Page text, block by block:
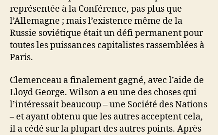
représentée à la Conférence, pas plus que
l’Allemagne ; mais l’existence même de la
Russie soviétique était un défi permanent pour
toutes les puissances capitalistes rassemblées à
Paris.
Clemenceau a finalement gagné, avec l’aide de
Lloyd George. Wilson a eu une des choses qui
l’intéressait beaucoup – une Société des Nations
– et ayant obtenu que les autres acceptent cela,
il a cédé sur la plupart des autres points. Après